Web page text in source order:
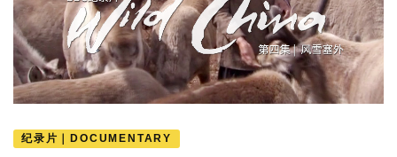
纪录片｜DOCUMENTARY